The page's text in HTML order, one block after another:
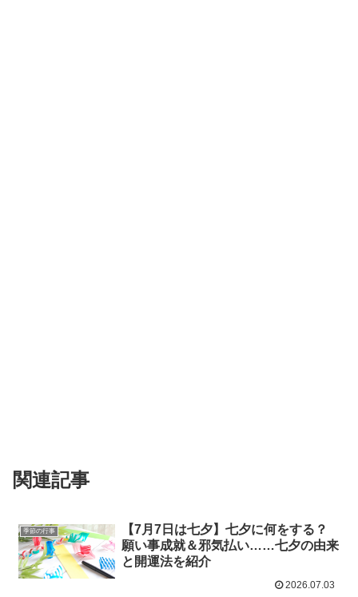
関連記事
季節の行事
【7月7日は七夕】七夕に何をする？
願い事成就＆邪気払い……七夕の由来
と開運法を紹介
2026.07.03